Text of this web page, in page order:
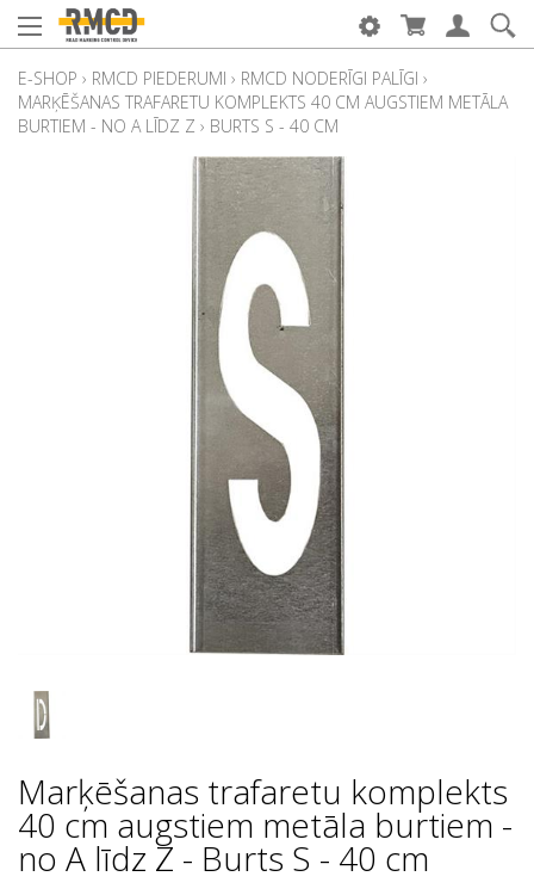
E-SHOP › RMCD PIEDERUMI › RMCD NODERĪGI PALĪGI ›
MARĶĒŠANAS TRAFARETU KOMPLEKTS 40 CM AUGSTIEM METĀLA
BURTIEM - NO A LĪDZ Z › BURTS S - 40 CM
Marķēšanas trafaretu komplekts
40 cm augstiem metāla burtiem -
no A līdz Z - Burts S - 40 cm